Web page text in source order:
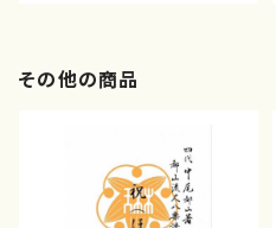
その他の商品